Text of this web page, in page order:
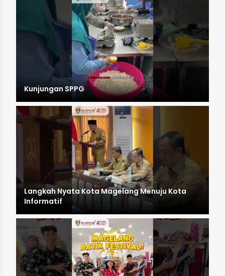
Kunjungan SPPG
Langkah Nyata Kota Magelang Menuju Kota
Informatif